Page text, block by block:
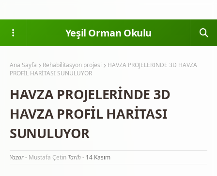
Yeşil Orman Okulu
Ana Sayfa Rehabilitasyon projesi
HAVZA PROJELERİNDE 3D HAVZA
PROFİL HARİTASI SUNULUYOR
HAVZA PROJELERİNDE 3D
HAVZA PROFİL HARİTASI
SUNULUYOR
Yazar - Mustafa Çetin Tarih - 14 Kasım